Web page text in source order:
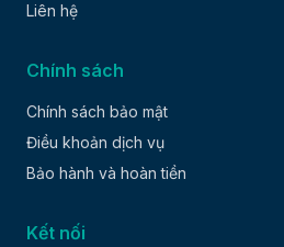
Liên hệ
Chính sách
Chính sách bảo mật
Điều khoản dịch vụ
Bảo hành và hoàn tiền
Kết nối